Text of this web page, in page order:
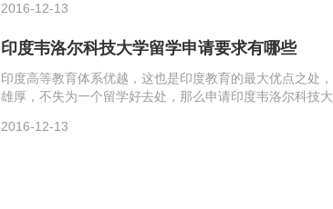
及成绩单。2、身体健康、无...
2016-12-13
印度韦洛尔科技大学留学申请要求有哪些
印度高等教育体系优越，这也是印度教育的最大优点之处
雄厚，不失为一个留学好去处，那么申请印度韦洛尔科技
大学，现有7个学院，17个...
2016-12-13